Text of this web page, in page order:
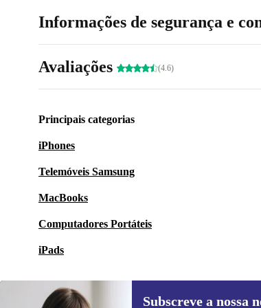
Informações de segurança e
Avaliações (4.6)
Principais categorias
iPhones
Telemóveis Samsung
MacBooks
Computadores Portáteis
iPads
Subscreve a nossa